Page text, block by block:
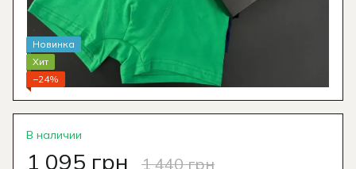
Новинка
Хит
−24%
В наличии
1 095 грн 1 440 грн